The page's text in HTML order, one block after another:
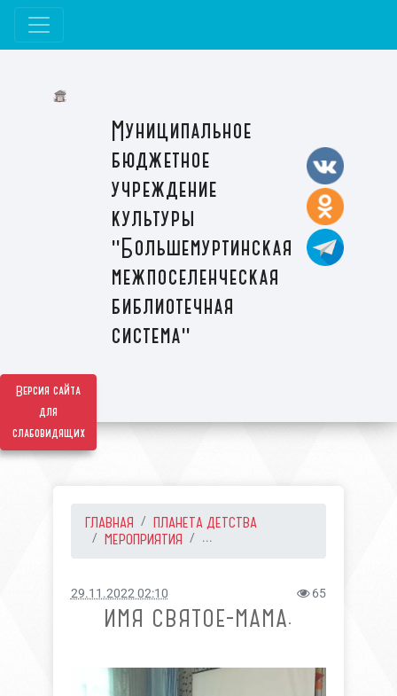
Версия сайта
для
слабовидящих
Муниципальное
бюджетное
учреждение
культуры
"Большемуртинская
межпоселенческая
библиотечная
система"
ГЛАВНАЯ
ПЛАНЕТА ДЕТСТВА
МЕРОПРИЯТИЯ
...
29.11.2022 02:10 65
ИМЯ СВЯТОЕ-МАМА.